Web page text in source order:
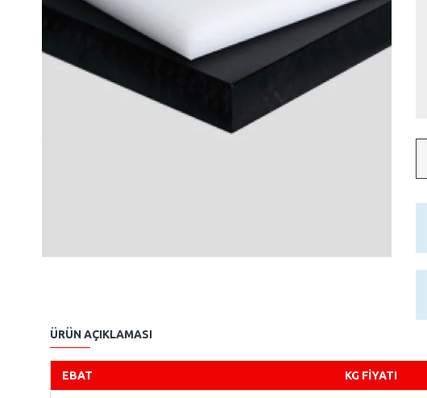
ÜRÜN AÇIKLAMASI
EBAT KG FİYATI